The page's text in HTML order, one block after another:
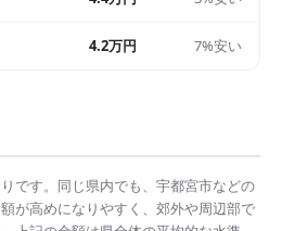
4.2万円 7%安い
です。同じ県内でも、 宇都宮市などの
が高めになりやすく、郊外や周辺部で